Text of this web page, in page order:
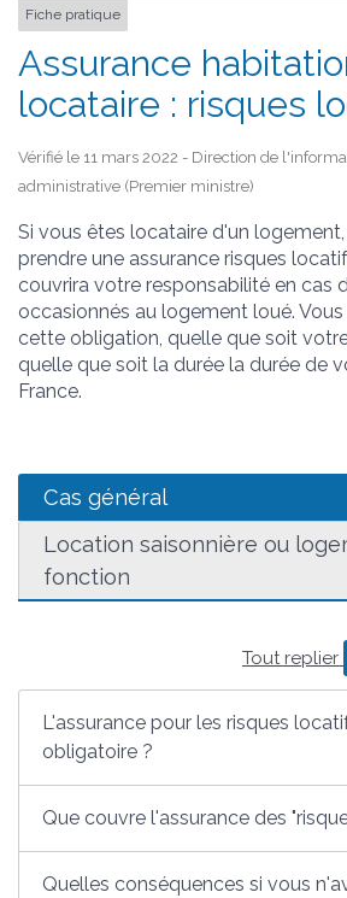
Fiche pratique
Assurance
locataire : risques
Vérifié le 11 mars 2022 - Direction de
administrative (Premier ministre)
Si vous êtes locataire d'un
prendre une assurance risques
couvrira votre responsabilité en cas
occasionnés au logement loué.
cette obligation, quelle que soit
quelle que soit la durée la durée de
France.
Cas général
Location saisonnière ou
fonction
Tout replier
L'assurance pour les risques
obligatoire ?
Que couvre l'assurance des
Quelles conséquences si vous